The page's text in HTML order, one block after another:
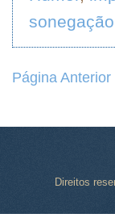
sonegação
Página Anterior
Direitos